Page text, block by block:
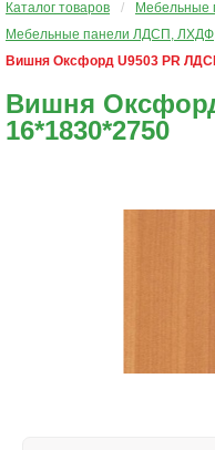
Каталог товаров /
Мебельные панели ЛДСП,
Вишня Оксфорд U9503 PR
Вишня
16*1830*2750